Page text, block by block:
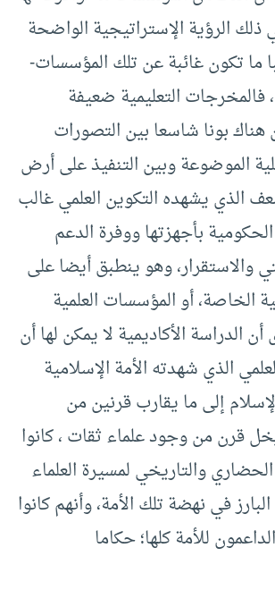
ذلك الرؤية الإستراتيجية الواضحة
ما تكون غائبة عن تلك المؤسسات-
فالمخرجات التعليمية ضعيفة
هناك بونا شاسعا بين التصورات
الموضوعة وبين التنفيذ على أرض
الذي يشهده التكوين العلمي غالب
بأجهزتها ووفرة الدعم
والاستقرار، وهو ينطبق أيضا على
الخاصة، أو المؤسسات العلمية
أن الدراسة الأكاديمية لا يمكن لها أن
الذي شهدته الأمة الإسلامية
إلى ما يقارب قرنين من
قرن من وجود علماء ثقات ، كانوا
والتاريخي لمسيرة العلماء
في نهضة تلك الأمة، وأنهم كانوا
للأمة كلها؛ حكاما